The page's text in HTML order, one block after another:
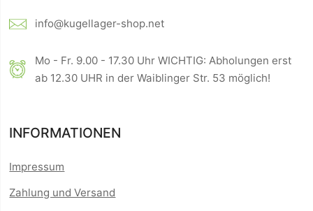
info@kugellager-shop.net
Mo - Fr. 9.00 - 17.30 Uhr WICHTIG: Abholungen erst
ab 12.30 UHR in der Waiblinger Str. 53 möglich!
INFORMATIONEN
Impressum
Zahlung und Versand